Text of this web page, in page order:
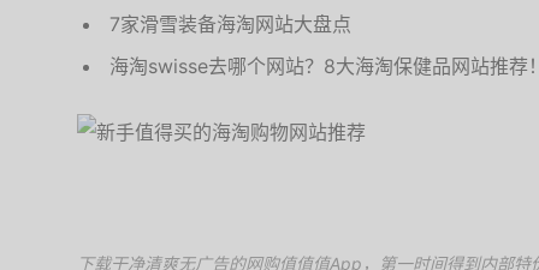
7家滑雪装备海淘网站大盘点
海淘swisse去哪个网站？8大海淘保健品网站推荐
下载干净清爽无广告的网购值值值App ，第一时间得到内部特